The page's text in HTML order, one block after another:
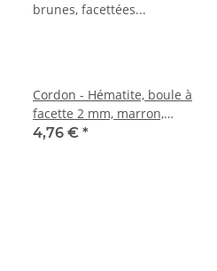
Cordon - Hématite, boule à
facette 2 mm, marron,
longueur 37 cm /3919
4,76 € *